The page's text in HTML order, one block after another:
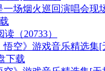
一场烟火巡回演唱会现
读（20733）